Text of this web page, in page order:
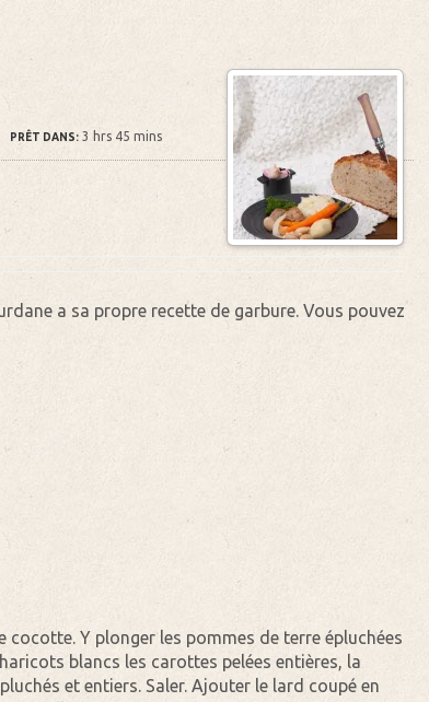
PRÊT DANS: 3 hrs 45 mins
a sa propre recette de garbure. Vous pouvez
cocotte. Y plonger les pommes de terre épluchées
blancs les carottes pelées entières, la
et entiers. Saler. Ajouter le lard coupé en